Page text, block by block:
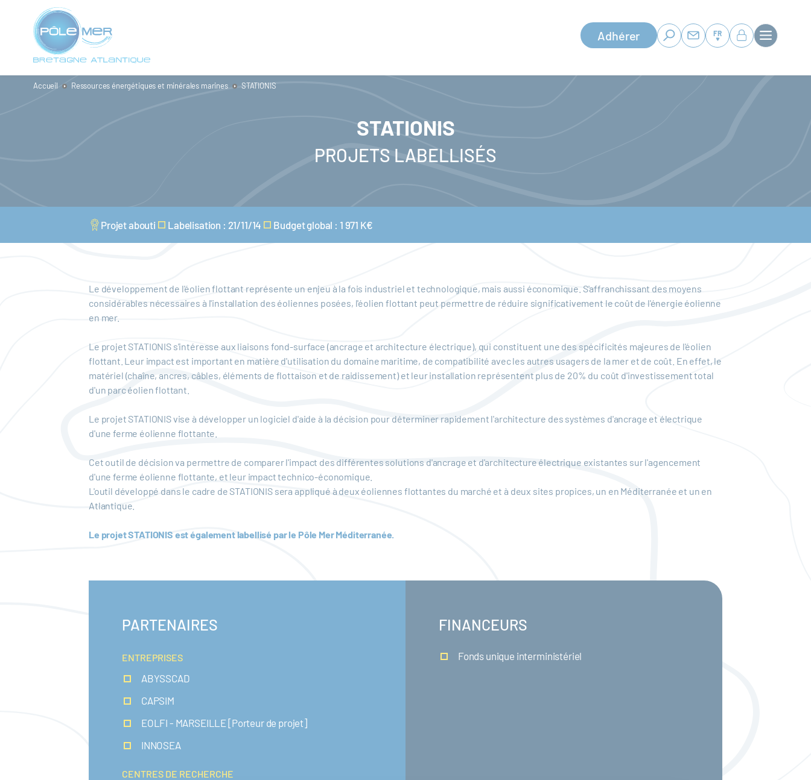
Panneau de gestion des cookies
contenu
Adhérer FR
Accueil Ressources énergétiques et minérales marines STATIONIS
STATIONIS
PROJETS LABELLISÉS
Projet abouti Labelisation : 21/11/14 Budget global : 1 971 K€
Le développement de l'éolien flottant représente un enjeu à la fois industriel et technologique, mais aussi économique. S'affranchissant des moyens
considérables nécessaires à l'installation des éoliennes posées, l'éolien flottant peut permettre de réduire significativement le coût de l'énergie éolienne
en mer.
Le projet STATIONIS s'intéresse aux liaisons fond-surface (ancrage et architecture électrique), qui constituent une des spécificités majeures de l'éolien
flottant. Leur impact est important en matière d'utilisation du domaine maritime, de compatibilité avec les autres usagers de la mer et de coût. En effet, le
matériel (chaîne, ancres, câbles, éléments de flottaison et de raidissement) et leur installation représentent plus de 20% du coût d'investissement total
d'un parc éolien flottant.
Le projet STATIONIS vise à développer un logiciel d'aide à la décision pour déterminer rapidement l'architecture des systèmes d'ancrage et électrique
d'une ferme éolienne flottante.
Cet outil de décision va permettre de comparer l'impact des différentes solutions d'ancrage et d'architecture électrique existantes sur l'agencement
d'une ferme éolienne flottante, et leur impact technico-économique.
L'outil développé dans le cadre de STATIONIS sera appliqué à deux éoliennes flottantes du marché et à deux sites propices, un en Méditerranée et un en
Atlantique.
Le projet STATIONIS est également labellisé par le Pôle Mer Méditerranée.
PARTENAIRES
ENTREPRISES
ABYSSCAD
CAPSIM
EOLFI - MARSEILLE [Porteur de projet]
INNOSEA
CENTRES DE RECHERCHE
FINANCEURS
Fonds unique interministériel